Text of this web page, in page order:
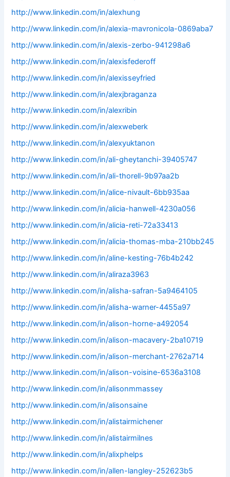
http://www.linkedin.com/in/alexhung
http://www.linkedin.com/in/alexia-mavronicola-0869aba7
http://www.linkedin.com/in/alexis-zerbo-941298a6
http://www.linkedin.com/in/alexisfederoff
http://www.linkedin.com/in/alexisseyfried
http://www.linkedin.com/in/alexjbraganza
http://www.linkedin.com/in/alexribin
http://www.linkedin.com/in/alexweberk
http://www.linkedin.com/in/alexyuktanon
http://www.linkedin.com/in/ali-gheytanchi-39405747
http://www.linkedin.com/in/ali-thorell-9b97aa2b
http://www.linkedin.com/in/alice-nivault-6bb935aa
http://www.linkedin.com/in/alicia-hanwell-4230a056
http://www.linkedin.com/in/alicia-reti-72a33413
http://www.linkedin.com/in/alicia-thomas-mba-210bb245
http://www.linkedin.com/in/aline-kesting-76b4b242
http://www.linkedin.com/in/aliraza3963
http://www.linkedin.com/in/alisha-safran-5a9464105
http://www.linkedin.com/in/alisha-warner-4455a97
http://www.linkedin.com/in/alison-horne-a492054
http://www.linkedin.com/in/alison-macavery-2ba10719
http://www.linkedin.com/in/alison-merchant-2762a714
http://www.linkedin.com/in/alison-voisine-6536a3108
http://www.linkedin.com/in/alisonmmassey
http://www.linkedin.com/in/alisonsaine
http://www.linkedin.com/in/alistairmichener
http://www.linkedin.com/in/alistairmilnes
http://www.linkedin.com/in/alixphelps
http://www.linkedin.com/in/allen-langley-252623b5